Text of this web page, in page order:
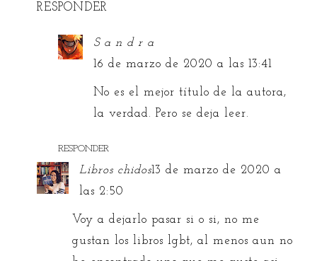
RESPONDER
S a n d r a
16 de marzo de 2020 a las 13:41
No es el mejor título de la autora,
la verdad. Pero se deja leer.
RESPONDER
Libros chidos13 de marzo de 2020 a
las 2:50
Voy a dejarlo pasar si o si, no me
gustan los libros lgbt, al menos aun no